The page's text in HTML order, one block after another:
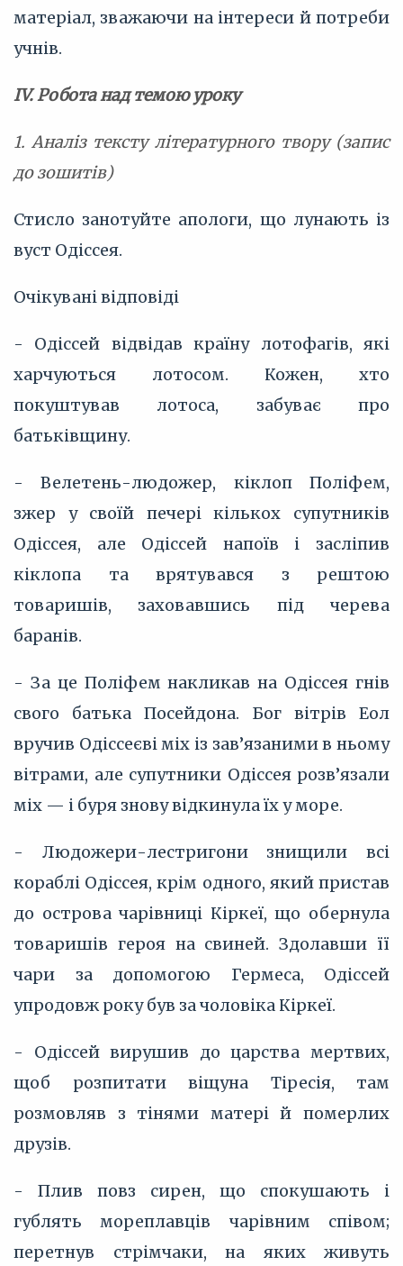
матеріал, зважаючи на інтереси й потреби
учнів.
ІV. Робота над темою уроку
1. Аналіз тексту літературного твору (запис
до зошитів)
Стисло занотуйте апологи, що лунають із
вуст Одіссея.
Очікувані відповіді
- Одіссей відвідав країну лотофагів, які
харчуються лотосом. Кожен, хто
покуштував лотоса, забуває про
батьківщину.
- Велетень-людожер, кіклоп Поліфем,
зжер у своїй печері кількох супутників
Одіссея, але Одіссей напоїв і засліпив
кіклопа та врятувався з рештою
товаришів, заховавшись під черева
баранів.
- За це Поліфем накликав на Одіссея гнів
свого батька Посейдона. Бог вітрів Еол
вручив Одіссеєві міх із зав’язаними в ньому
вітрами, але супутники Одіссея розв’язали
міх — і буря знову відкинула їх у море.
- Людожери-лестригони знищили всі
кораблі Одіссея, крім одного, який пристав
до острова чарівниці Кіркеї, що обернула
товаришів героя на свиней. Здолавши її
чари за допомогою Гермеса, Одіссей
упродовж року був за чоловіка Кіркеї.
- Одіссей вирушив до царства мертвих,
щоб розпитати віщуна Тіресія, там
розмовляв з тінями матері й померлих
друзів.
- Плив повз сирен, що спокушають і
гублять мореплавців чарівним співом;
перетнув стрімчаки, на яких живуть